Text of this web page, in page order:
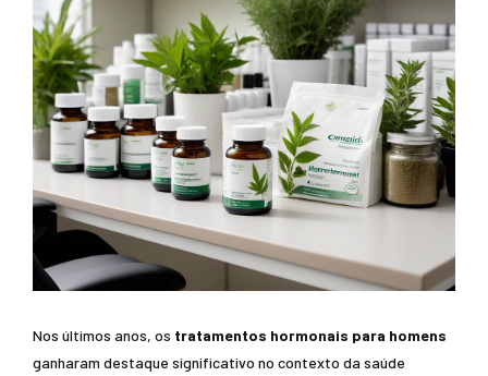
Nos últimos anos, os tratamentos hormonais para homens
ganharam destaque significativo no contexto da saúde